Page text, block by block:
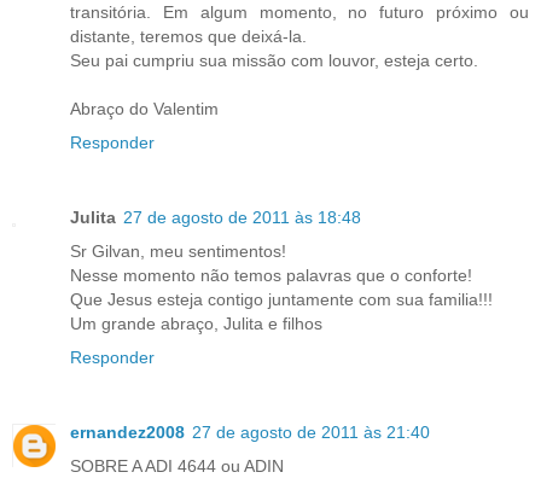
transitória. Em algum momento, no futuro próximo ou
distante, teremos que deixá-la.
Seu pai cumpriu sua missão com louvor, esteja certo.
Abraço do Valentim
Responder
Julita 27 de agosto de 2011 às 18:48
Sr Gilvan, meu sentimentos!
Nesse momento não temos palavras que o conforte!
Que Jesus esteja contigo juntamente com sua familia!!!
Um grande abraço, Julita e filhos
Responder
ernandez2008 27 de agosto de 2011 às 21:40
SOBRE A ADI 4644 ou ADIN